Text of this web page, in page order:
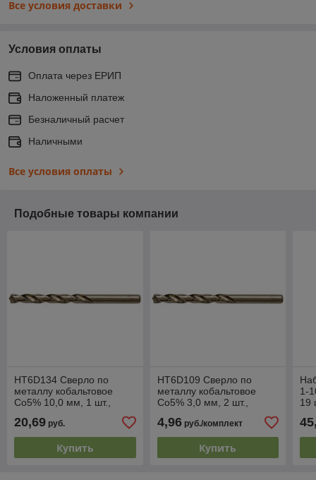
Все условия доставки
Условия оплаты
Оплата через ЕРИП
Наложенный платеж
Безналичный расчет
Наличными
Все условия оплаты
Подобные товары компании
HT6D134 Сверло по
металлу кобальтовое
Co5% 10,0 мм, 1 шт.,
20,69 руб.
Купить
HT6D109 Сверло по
металлу кобальтовое
Co5% 3,0 мм, 2 шт.,
4,96руб./комплект
Купить
1-
19